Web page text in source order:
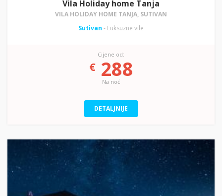
Vila Holiday home Tanja
VILA HOLIDAY HOME TANJA, SUTIVAN
Sutivan - Luksuzne vile
Cijene od:
€288
Na noć
DETALJNIJE